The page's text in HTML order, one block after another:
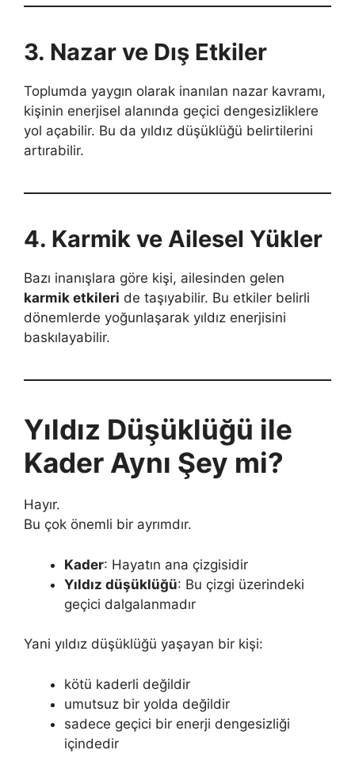
3. Nazar ve Dış Etkiler
Toplumda yaygın olarak inanılan nazar kavramı,
kişinin enerjisel alanında geçici dengesizliklere
yol açabilir. Bu da yıldız düşüklüğü belirtilerini
artırabilir.
4. Karmik ve Ailesel Yükler
Bazı inanışlara göre kişi, ailesinden gelen
karmik etkileri de taşıyabilir. Bu etkiler belirli
dönemlerde yoğunlaşarak yıldız enerjisini
baskılayabilir.
Yıldız Düşüklüğü ile
Kader Aynı Şey mi?
Hayır.
Bu çok önemli bir ayrımdır.
Kader: Hayatın ana çizgisidir
Yıldız düşüklüğü: Bu çizgi üzerindeki
geçici dalgalanmadır
Yani yıldız düşüklüğü yaşayan bir kişi:
kötü kaderli değildir
umutsuz bir yolda değildir
sadece geçici bir enerji dengesizliği
içindedir